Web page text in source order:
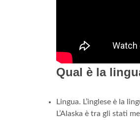
Qual è la
Lingua. L’inglese è la
L’Alaska è tra gli stati